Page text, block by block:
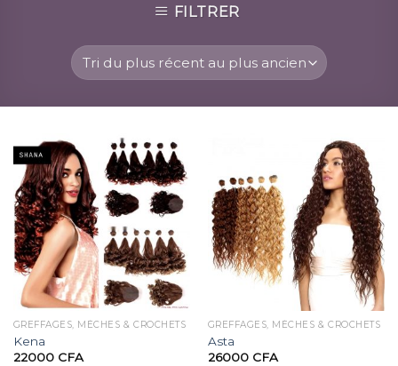
FILTRER
GREFFAGES, MÈCHES & CROCHETS
Kena
22000 CFA
GREFFAGES, MÈCHES & CROCHETS
Asta
26000 CFA